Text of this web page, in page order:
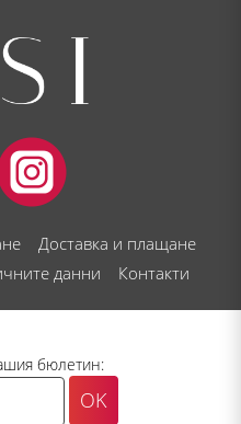
Доставка и плащане
данни
Контакти
бюлетин: